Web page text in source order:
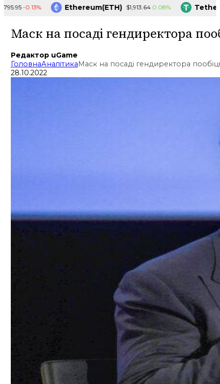
-0.13% Ethereum(ETH) $1,913.64 0.08%
Маск на посаді гендиректора
Редактор uGame
ГоловнаАналітикаМаск на посаді гендиректора
28.10.2022